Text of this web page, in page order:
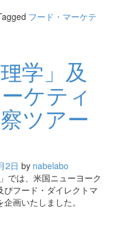
フード・マーケテ
学」及
ケティ
ツアー
2日 by nabelabo
では、米国ニューヨーク
フード・ダイレクトマ
画いたしました。